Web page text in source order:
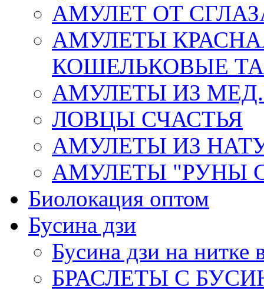
АМУЛЕТ ОТ
АМУЛЕТЫ
КОШЕЛЬКОВЫЕ
АМУЛЕТЫ ИЗ
ЛОВЦЫ СЧАСТЬЯ
АМУЛЕТЫ ИЗ
АМУЛЕТЫ "РУНЫ
Биолокация оптом
Бусина дзи
Бусина дзи на нитке
БРАСЛЕТЫ С